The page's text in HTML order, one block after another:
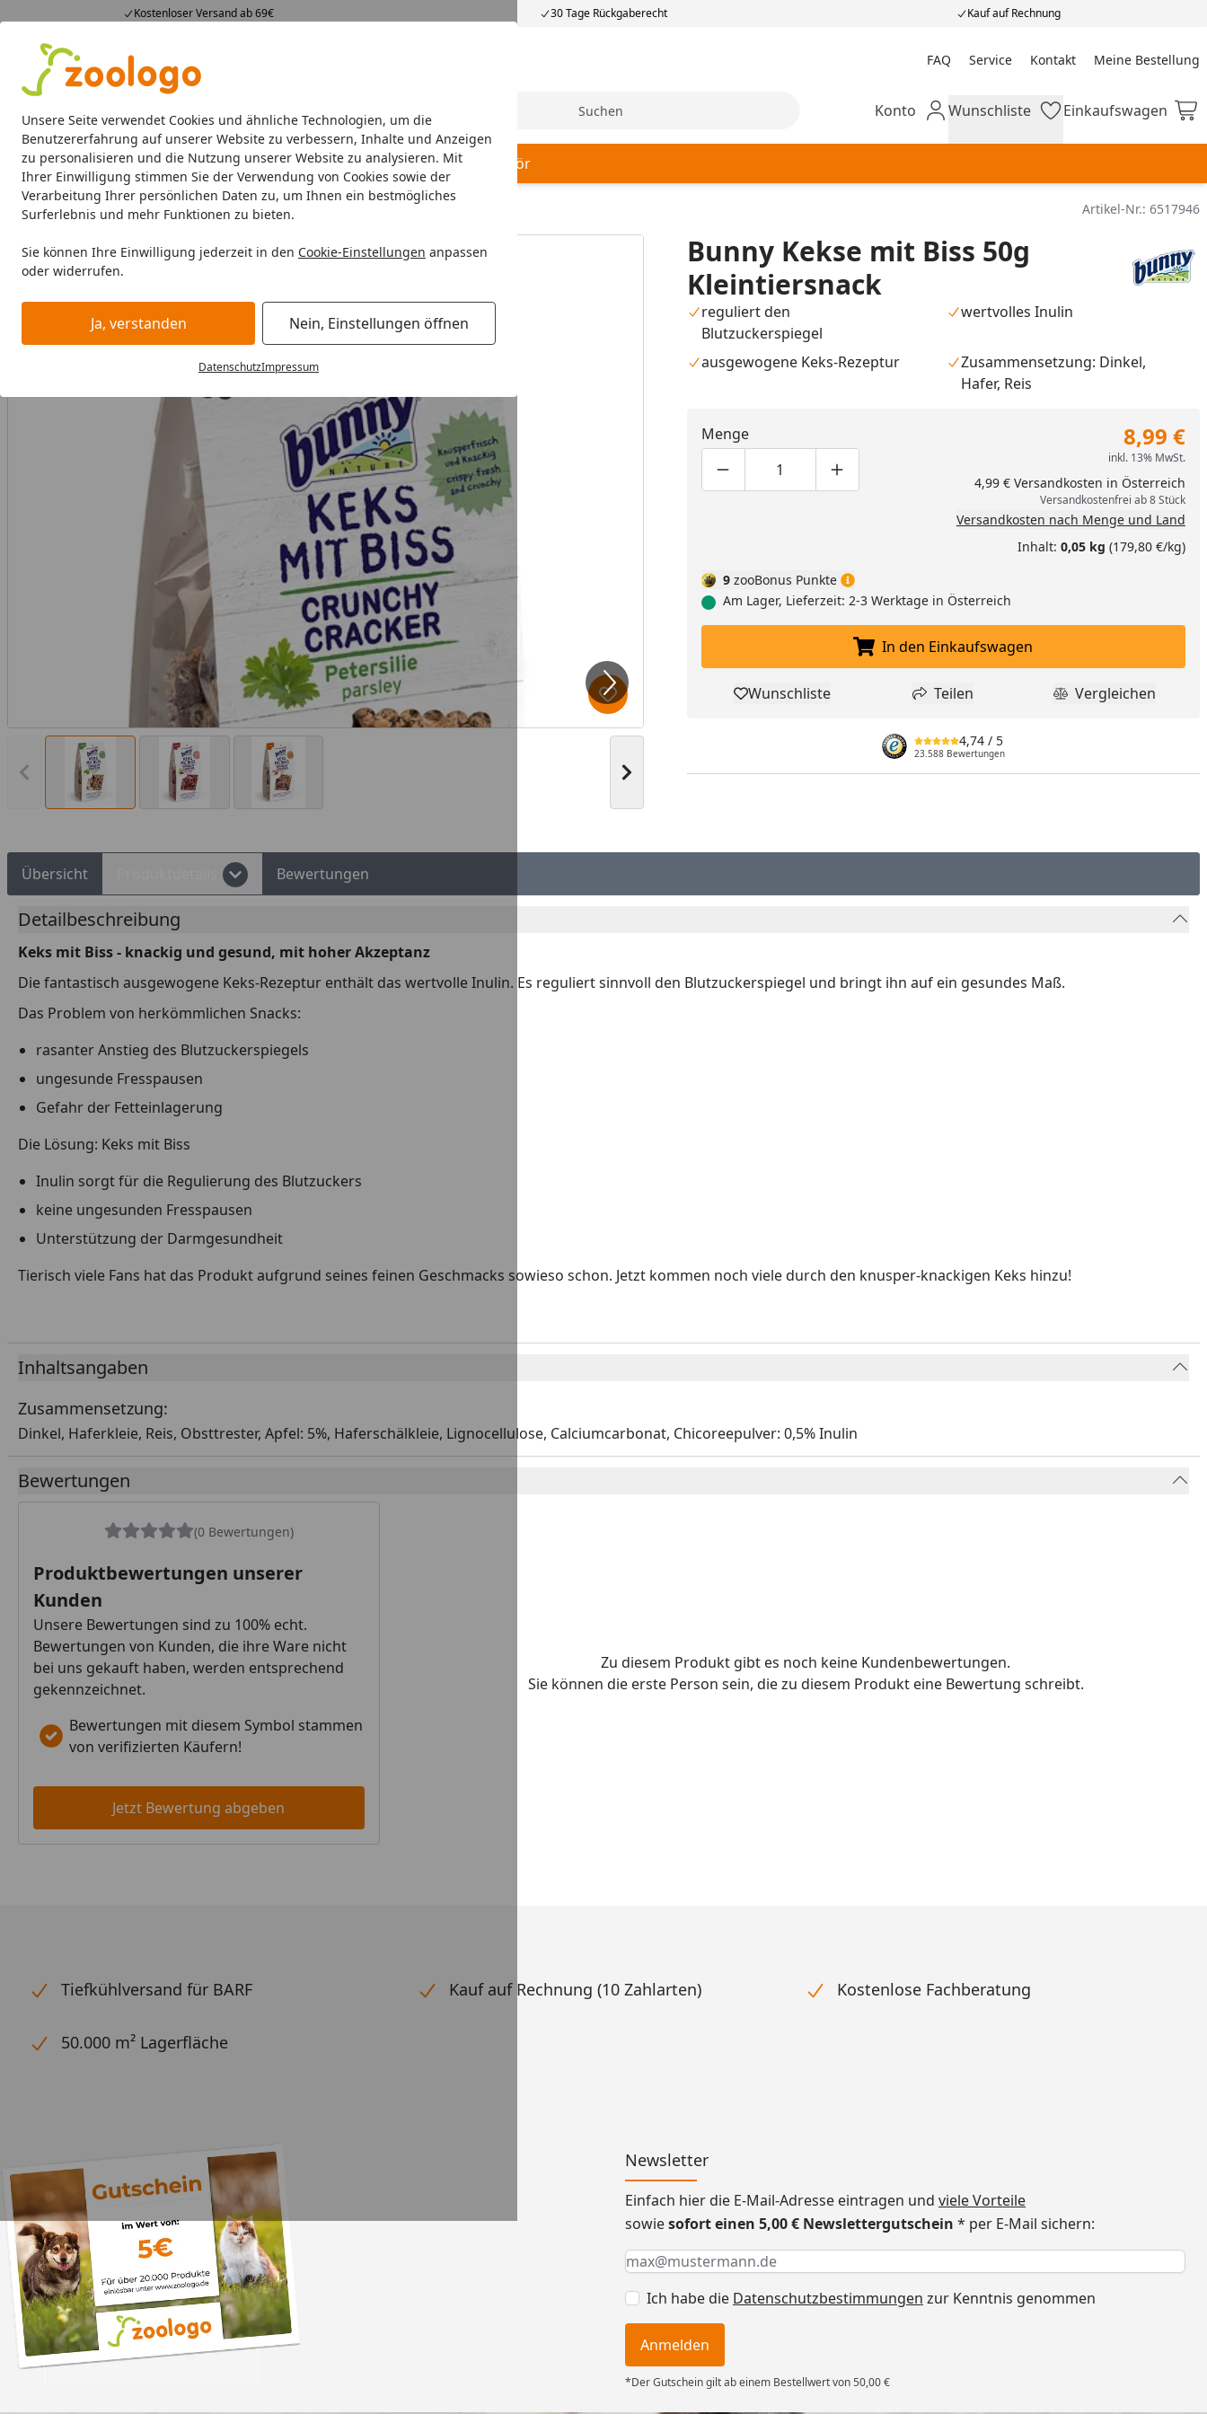
Unsere Seite verwendet Cookies und ähnliche Technologien, um die
Benutzererfahrung auf unserer Website zu verbessern, Inhalte und Anzeigen
zu personalisieren und die Nutzung unserer Website zu analysieren. Mit
Ihrer Einwilligung stimmen Sie der Verwendung von Cookies sowie der
Verarbeitung Ihrer persönlichen Daten zu, um Ihnen ein bestmögliches
Surferlebnis und mehr Funktionen zu bieten.
Sie können Ihre Einwilligung jederzeit in den Cookie-Einstellungen anpassen
oder widerrufen.
Ja, verstanden Nein, Einstellungen öffnen
DatenschutzImpressum
Kostenloser Versand ab 69€ 30 Tage Rückgaberecht Kauf auf Rechnung
4,74
23.588 Bewertungen FAQ Service Kontakt Meine Bestellung
Meine Bestellung
Alle Produkte
Alle Produkte Angebote Neuheiten Sommerhits Suche Mein Konto
Konto Wunschliste
Wunschliste Einkaufswagen
Einkaufswagen
Kleintier Kleintierfutter Kleintierheime Pflege & Hygiene Zubehör
Startseite
Kleintier Kleintierfutter Snacks Bunny Kekse mit Biss 50g Kleintiersnack Artikel-Nr.: 6517946
Vorheriges Bild anzeigen Nächstes Bild anzeigen
Produkt zur Wunschliste hinzufügen
Bunny Kekse mit Biss 50g
Kleintiersnack
reguliert den
Blutzuckerspiegel
wertvolles Inulin
ausgewogene Keks-Rezeptur
Zusammensetzung: Dinkel,
Hafer, Reis
Menge
Produktmenge um eins verringern
Produktmenge manuell eingeben
Produktmenge um eins erhöhen
8,99 €
inkl. 13% MwSt.
4,99 € Versandkosten in Österreich
Versandkostenfrei ab 8 Stück
Versandkosten nach Menge und Land
Inhalt: 0,05 kg (179,80 €/kg)
9 zooBonus Punkte
Am Lager, Lieferzeit: 2-3 Werktage in Österreich
In den Einkaufswagen legen
In den Einkaufswagen
Produkt zur Wunschliste hinzufügen
Wunschliste Teilen
Teilen Produkt
Vergleichen
4,74 / 5
23.588 Bewertungen
Übersicht Bewertungen
Detailbeschreibung
Keks mit Biss - knackig und gesund, mit hoher Akzeptanz
Die fantastisch ausgewogene Keks-Rezeptur enthält das wertvolle Inulin. Es reguliert sinnvoll den Blutzuckerspiegel und bringt ihn auf ein gesundes Maß.
Das Problem von herkömmlichen Snacks:
rasanter Anstieg des Blutzuckerspiegels
ungesunde Fresspausen
Gefahr der Fetteinlagerung
Die Lösung: Keks mit Biss
Inulin sorgt für die Regulierung des Blutzuckers
keine ungesunden Fresspausen
Unterstützung der Darmgesundheit
Tierisch viele Fans hat das Produkt aufgrund seines feinen Geschmacks sowieso schon. Jetzt kommen noch viele durch den knusper-knackigen Keks hinzu!
Inhaltsangaben
Zusammensetzung:
Dinkel, Haferkleie, Reis, Obsttrester, Apfel: 5%, Haferschälkleie, Lignocellulose, Calciumcarbonat, Chicoreepulver: 0,5% Inulin
Bewertungen
(0 Bewertungen)
Produktbewertungen unserer
Kunden
Unsere Bewertungen sind zu 100% echt.
Bewertungen von Kunden, die ihre Ware nicht
bei uns gekauft haben, werden entsprechend
gekennzeichnet.
Bewertungen mit diesem Symbol stammen
von verifizierten Käufern!
Jetzt Bewertung abgeben
Zu diesem Produkt gibt es noch keine Kundenbewertungen.
Sie können die erste Person sein, die zu diesem Produkt eine Bewertung schreibt.
Tiefkühlversand für BARF Kauf auf Rechnung (10 Zahlarten) Kostenlose Fachberatung
50.000 m² Lagerfläche
Newsletter
Einfach hier die E-Mail-Adresse eintragen und viele Vorteile
sowiesofort einen 5,00 € Newslettergutschein * per E-Mail sichern:
Keine Eingabe erforderlich
Eingabe erforderlich
E-Mail *
Ich habe die Datenschutzbestimmungen zur Kenntnis genommen
Anmelden
*Der Gutschein gilt ab einem Bestellwert von 50,00 €